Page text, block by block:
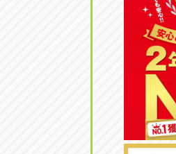
オートフレン
愛知県清須市
トラック市四
三重県四日市